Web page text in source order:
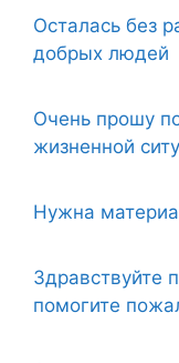
Осталась без
добрых людей
Очень прошу
жизненной
Нужна
Здравствуйте
помогите